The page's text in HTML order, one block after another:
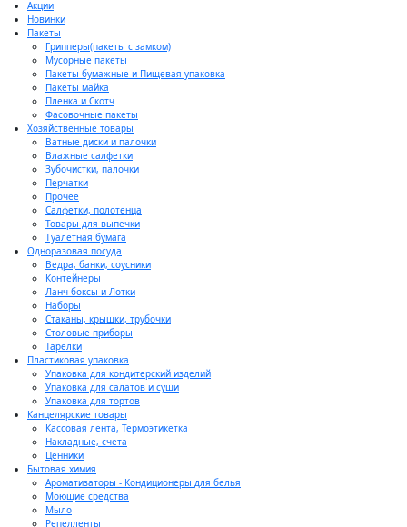
Акции
Новинки
Пакеты
Грипперы(пакеты с замком)
Мусорные пакеты
Пакеты бумажные и Пищевая упаковка
Пакеты майка
Пленка и Скотч
Фасовочные пакеты
Хозяйственные товары
Ватные диски и палочки
Влажные салфетки
Зубочистки, палочки
Перчатки
Прочее
Салфетки, полотенца
Товары для выпечки
Туалетная бумага
Одноразовая посуда
Ведра, банки, соусники
Контейнеры
Ланч боксы и Лотки
Наборы
Стаканы, крышки, трубочки
Столовые приборы
Тарелки
Пластиковая упаковка
Упаковка для кондитерский изделий
Упаковка для салатов и суши
Упаковка для тортов
Канцелярские товары
Кассовая лента, Термоэтикетка
Накладные, счета
Ценники
Бытовая химия
Ароматизаторы - Кондиционеры для белья
Моющие средства
Мыло
Репелленты